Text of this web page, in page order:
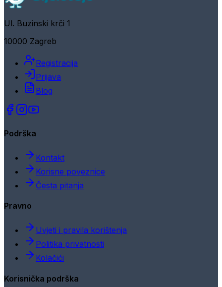
Ul. Buzinski krči 1
10000 Zagreb
Registracija
Prijava
Blog
Podrška
Kontakt
Korisne poveznice
Česta pitanja
Pravno
Uvjeti i pravila korištenja
Politika privatnosti
Kolačići
Korisnička podrška